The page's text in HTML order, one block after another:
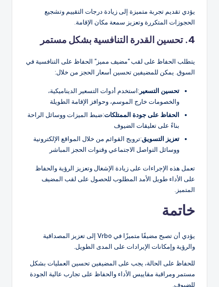
يؤدي تقديم تجربة متميزة إلى زيادة درجات التقييم وتشجيع
الحجوزات المتكررة وتعزيز سمعة مكان الإقامة.
4. تحسين القدرة التنافسية بشكل مستمر
يتطلب الحفاظ على لقب "مضيف مميز" الحفاظ على التنافسية في
السوق. يمكن للمضيفين تحسين أسعار الحجز من خلال:
تحسين التسعير :استخدم أدوات التسعير الديناميكية،
والخصومات خارج الموسم، وحوافز الإقامة الطويلة
الحفاظ على جودة الممتلكات:ضبط الميزات ووسائل الراحة
بناءً على تعليقات الضيوف
تعزيز التسويق:ترويج القوائم من خلال المواقع الإلكترونية
ووسائل التواصل الاجتماعي وقنوات الحجز المباشر
تعمل هذه الإجراءات على زيادة الإشغال وتعزيز الرؤية والحفاظ
على الأداء طويل الأمد المطلوب للحصول على لقب المضيف
المتميز.
خاتمة
يؤدي أن تصبح مضيفًا متميزًا في Vrbo إلى تعزيز المصداقية
والرؤية وإمكانات الإيرادات على المدى الطويل.
للحفاظ على الحالة، يجب على المضيفين تحسين العمليات بشكل
مستمر ومراقبة مقاييس الأداء والحفاظ على تجارب عالية الجودة
للضيوف.